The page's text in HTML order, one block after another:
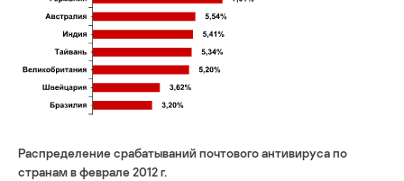
Распределение срабатываний почтового антивируса по
странам в феврале 2012 г.